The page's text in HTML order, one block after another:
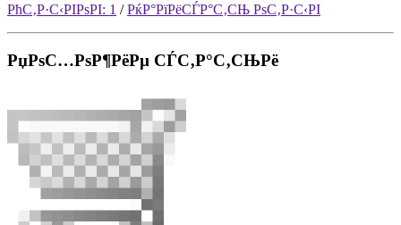
РћС‚Р·С‹РІРѕРІ: 1 /РќР°РїРёСЃР°С‚СЊ РѕС‚Р·С‹РІ
РџРѕС…РѕР¶РёРµ СЃС‚Р°С‚СЊРё